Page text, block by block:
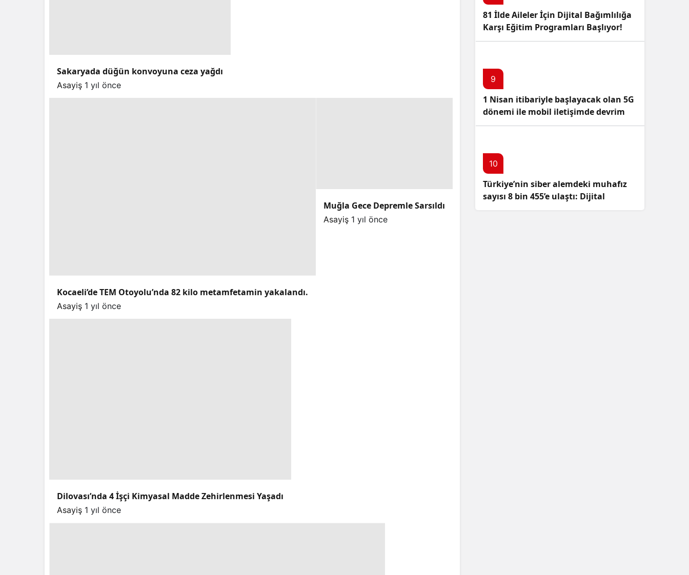
Sakaryada düğün konvoyuna ceza yağdı
Asayiş 1 yıl önce
Kocaeli’de TEM Otoyolu’nda 82 kilo metamfetamin yakalandı.
Asayiş 1 yıl önce
Muğla Gece Depremle Sarsıldı
Asayiş 1 yıl önce
Dilovası’nda 4 İşçi Kimyasal Madde Zehirlenmesi Yaşadı
Asayiş 1 yıl önce
81 İlde Aileler İçin Dijital Bağımlılığa
Karşı Eğitim Programları Başlıyor!
9
1 Nisan itibariyle başlayacak olan 5G
dönemi ile mobil iletişimde devrim
başlıyor!
10
Türkiye’nin siber alemdeki muhafız
sayısı 8 bin 455’e ulaştı: Dijital